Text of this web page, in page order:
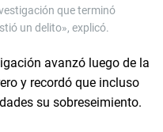
que terminó
un delito», explicó.
avanzó luego de la
y recordó que incluso
su sobreseimiento.